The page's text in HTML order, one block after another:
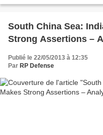
South China Sea:
Strong Assertions –
Publié le 22/05/2013 à 12:35
Par RP Defense